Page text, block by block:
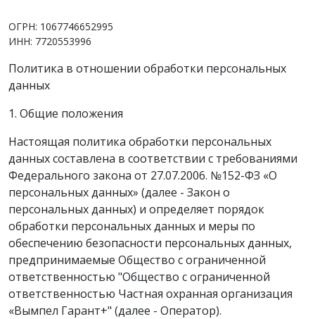
ОГРН: 1067746652995
ИНН: 7720553996
Политика в отношении обработки персональных
данных
1. Общие положения
Настоящая политика обработки персональных
данных составлена в соответствии с требованиями
Федерального закона от 27.07.2006. №152-ФЗ «О
персональных данных» (далее - Закон о
персональных данных) и определяет порядок
обработки персональных данных и меры по
обеспечению безопасности персональных данных,
предпринимаемые Общество с ограниченной
ответственностью "Общество с ограниченной
ответственностью Частная охранная организация
«Вымпел Гарант+" (далее - Оператор).